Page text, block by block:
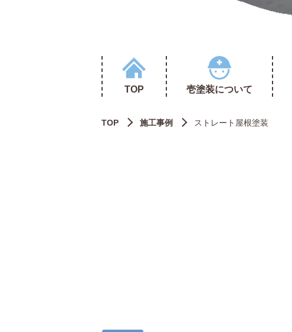
TOP 壱塗装について
TOP 施工事例 ストレート屋根塗装